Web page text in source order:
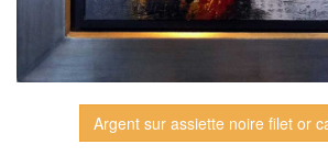
Argent sur assiette noire filet or